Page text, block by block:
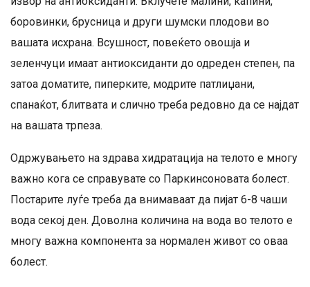
боровинки, брусница и други шумски плодови во
вашата исхрана. Всушност, повеќето овошја и
зеленчуци имаат антиоксиданти до одреден степен, па
затоа доматите, пиперките, модрите патлиџани,
спанаќот, блитвата и слично треба редовно да се најдат
на вашата трпеза.
Одржувањето на здрава хидратација на телото е многу
важно кога се справувате со Паркинсоновата болест.
Постарите луѓе треба да внимаваат да пијат 6-8 чаши
вода секој ден. Доволна количина на вода во телото е
многу важна компонента за нормален живот со оваа
болест.